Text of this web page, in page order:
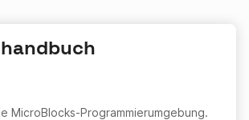
MicroBlocks-Programmierumgebung.